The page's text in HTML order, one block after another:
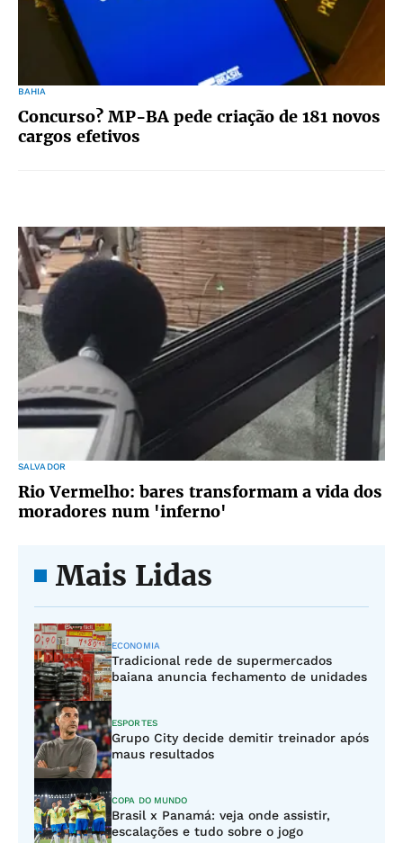
BAHIA
Concurso? MP-BA pede criação de 181 novos
cargos efetivos
SALVADOR
Rio Vermelho: bares transformam a vida dos
moradores num 'inferno'
Mais Lidas
ECONOMIA
Tradicional rede de supermercados
baiana anuncia fechamento de unidades
ESPORTES
Grupo City decide demitir treinador após
maus resultados
COPA DO MUNDO
Brasil x Panamá: veja onde assistir,
escalações e tudo sobre o jogo